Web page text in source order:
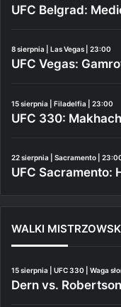
UFC Belgrad:
8 sierpnia | Las Vegas | 23:00
UFC Vegas:
15 sierpnia | Filadelfia | 23:00
UFC 330:
22 sierpnia | Sacramento |
UFC Sacramento:
WALKI
15 sierpnia | UFC 330 | Waga
Dern vs. Robertson